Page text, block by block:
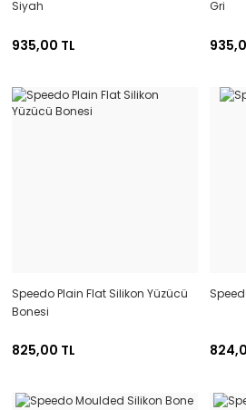
Siyah
935,00 TL
Gri
Speedo Plain Flat Silikon Yüzücü
Bonesi
825,00 TL